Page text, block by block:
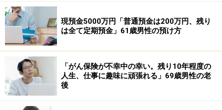
稿者。
株主優待は「企業の応援もできるし、他のチェーン店と
の比較もできるし、売却益も出せるし、世の中の勢力図
も分かるし、ありがたい」制度だとあります。
「今後は旅行関連の銘柄に投資を考えてい
ます」
現預金5000万円「普通預金は200万円、残り
は全て定期預金」61歳男性の預け方
「がん保険が不幸中の幸い。残り10年程度の
人生、仕事に趣味に頑張れる」69歳男性の老
後